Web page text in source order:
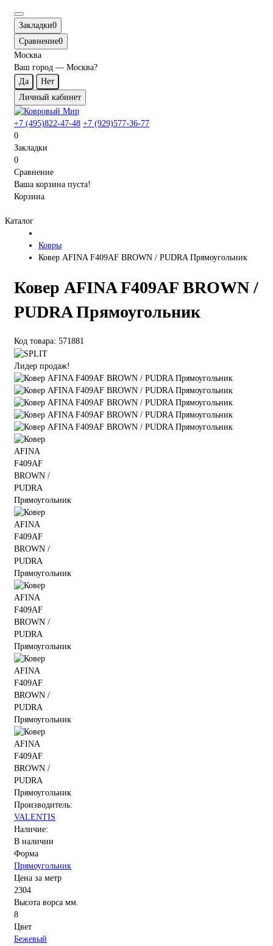
Закладки0
Сравнение0
Москва
Ваш город — Москва?
Личный кабинет
+7 (495)822-47-48 +7 (929)577-36-77
0
Закладки
0
Сравнение
Ваша корзина пуста!
Корзина
Каталог
Ковры
Ковер AFINA F409AF BROWN / PUDRA Прямоугольник
Ковер AFINA F409AF BROWN /
PUDRA Прямоугольник
Код товара: 571881
Лидер продаж!
Производитель:
VALENTIS
Наличие:
В наличии
Форма
Прямоугольник
Цена за метр
2304
Высота ворса мм.
8
Цвет
Бежевый